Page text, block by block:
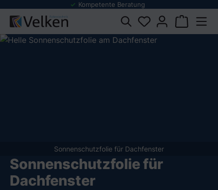
springen
Folienmuster Service
Sonnenschutzfolie für
Dachfenster
Sonnenschutzfolie für Dachfenster